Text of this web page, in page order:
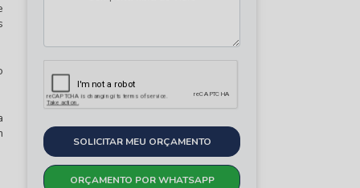
SOLICITAR MEU ORÇAMENTO
ORÇAMENTO POR WHATSAPP